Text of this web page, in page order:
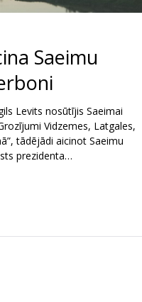
Saeimu
Levits nosūtījis Saeimai
Vidzemes, Latgales,
tādējādi aicinot Saeimu
prezidenta…